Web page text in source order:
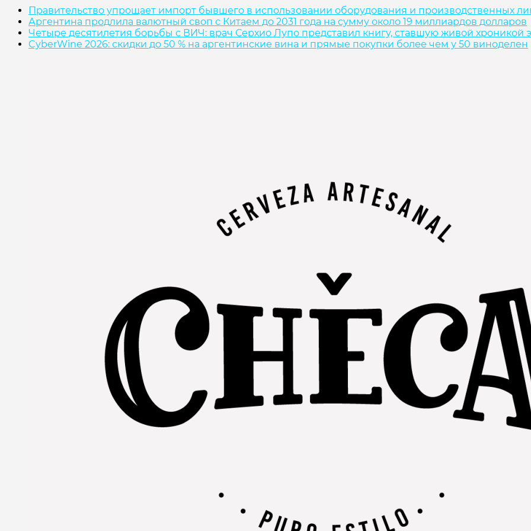
Правительство упрощает импорт бывшего в использовании оборудования и производственных
Аргентина продлила валютный своп с Китаем до 2031 года на сумму около 19 миллиардов долларов
Четыре десятилетия борьбы с ВИЧ: врач Серхио Лупо представил книгу, ставшую живой хроникой
CyberWine 2026: скидки до 50 % на аргентинские вина и прямые покупки более чем у 50 виноделен